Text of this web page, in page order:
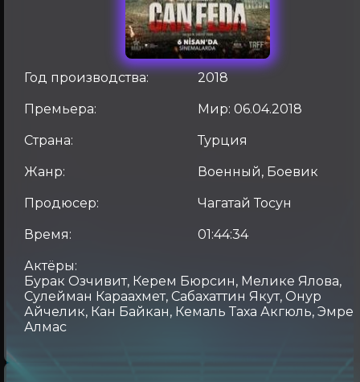
Год производства: 2018
Премьера: Мир: 06.04.2018
Страна: Турция
Жанр: Военный, Боевик
Продюсер: Чагатай Тосун
Время: 01:44:34
Актёры:
Бурак Озчивит, Керем Бюрсин, Мелике Ялова,
Сулейман Караахмет, Сабахаттин Якут, Онур
Айчелик, Кан Байкан, Кемаль Таха Акгюль, Эмре
Алмас